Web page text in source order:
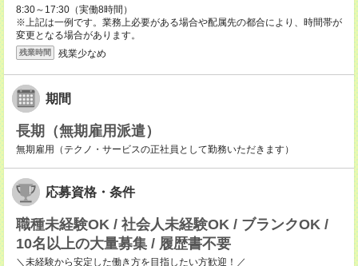
8:30～17:30（実働8時間）
※上記は一例です。業務上必要がある場合や配属先の都合により、時間帯が
変更となる場合があります。
残業時間 残業少なめ
期間
長期（無期雇用派遣）
無期雇用（テクノ・サービスの正社員として勤務いただきます）
応募資格・条件
職種未経験OK / 社会人未経験OK / ブランクOK /
10名以上の大量募集 / 履歴書不要
＼未経験から安定した働き方を目指したい方歓迎！／